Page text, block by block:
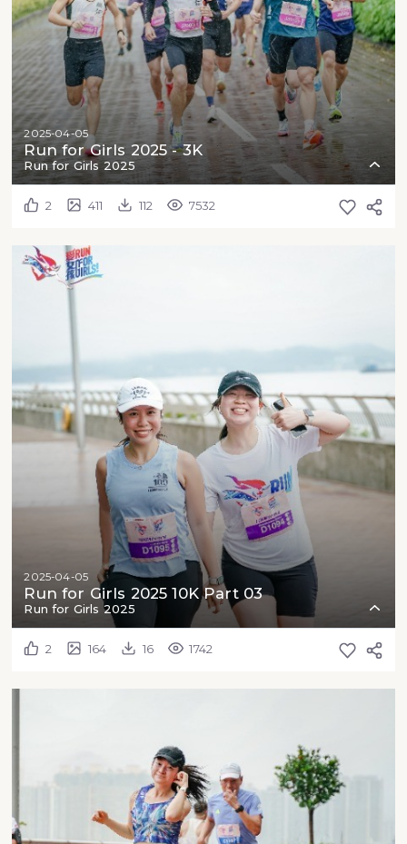
2025-04-05
Run for Girls 2025 - 3K
Run for Girls 2025
2 411 112 7532
2025-04-05
Run for Girls 2025 10K Part 03
Run for Girls 2025
2 164 16 1742